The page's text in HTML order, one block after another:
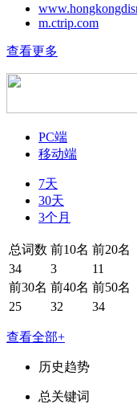
m.ctrip.com
查看更多
PC端
移动端
7天
30天
3个月
总词数 前10名 前20名
34
3
11
前30名 前40名 前50名
25
32 34
查看全部+
历史趋势
总关键词